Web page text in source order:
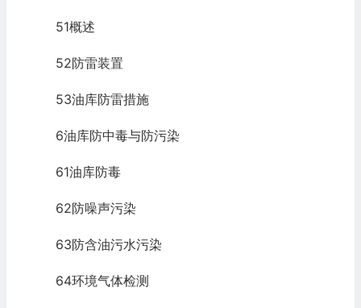
51概述
52防雷装置
53油库防雷措施
6油库防中毒与防污染
61油库防毒
62防噪声污染
63防含油污水污染
64环境气体检测